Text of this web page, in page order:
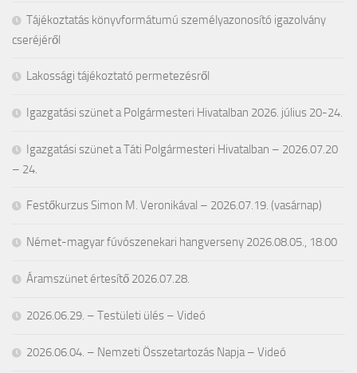
Tájékoztatás könyvformátumú személyazonosító igazolvány
cseréjéről
Lakossági tájékoztató permetezésről
Igazgatási szünet a Polgármesteri Hivatalban 2026. július 20-24.
Igazgatási szünet a Táti Polgármesteri Hivatalban – 2026.07.20
– 24.
Festőkurzus Simon M. Veronikával – 2026.07.19. (vasárnap)
Német-magyar fúvószenekari hangverseny 2026.08.05., 18.00
Áramszünet értesítő 2026.07.28.
2026.06.29. – Testületi ülés – Videó
2026.06.04. – Nemzeti Összetartozás Napja – Videó